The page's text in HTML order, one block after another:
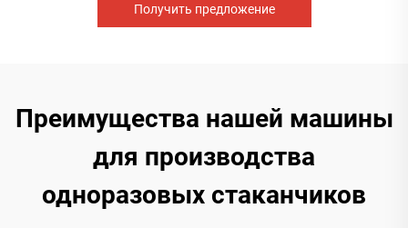
Получить предложение
Преимущества нашей машины
для производства
одноразовых стаканчиков